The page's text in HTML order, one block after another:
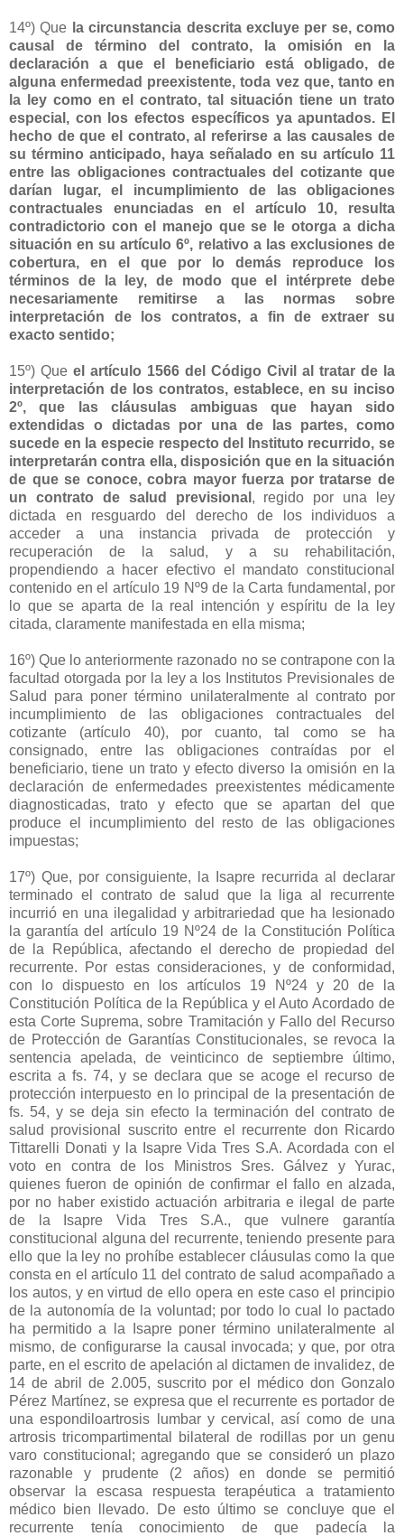
14º) Que la circunstancia descrita excluye per se, como
causal de término del contrato, la omisión en la
declaración a que el beneficiario está obligado, de
alguna enfermedad preexistente, toda vez que, tanto en
la ley como en el contrato, tal situación tiene un trato
especial, con los efectos específicos ya apuntados. El
hecho de que el contrato, al referirse a las causales de
su término anticipado, haya señalado en su artículo 11
entre las obligaciones contractuales del cotizante que
darían lugar, el incumplimiento de las obligaciones
contractuales enunciadas en el artículo 10, resulta
contradictorio con el manejo que se le otorga a dicha
situación en su artículo 6º, relativo a las exclusiones de
cobertura, en el que por lo demás reproduce los
términos de la ley, de modo que el intérprete debe
necesariamente remitirse a las normas sobre
interpretación de los contratos, a fin de extraer su
exacto sentido;
15º) Que el artículo 1566 del Código Civil al tratar de la
interpretación de los contratos, establece, en su inciso
2º, que las cláusulas ambiguas que hayan sido
extendidas o dictadas por una de las partes, como
sucede en la especie respecto del Instituto recurrido, se
interpretarán contra ella, disposición que en la situación
de que se conoce, cobra mayor fuerza por tratarse de
un contrato de salud previsional , regido por una ley
dictada en resguardo del derecho de los individuos a
acceder a una instancia privada de protección y
recuperación de la salud, y a su rehabilitación,
propendiendo a hacer efectivo el mandato constitucional
contenido en el artículo 19 Nº9 de la Carta fundamental, por
lo que se aparta de la real intención y espíritu de la ley
citada, claramente manifestada en ella misma;
16º) Que lo anteriormente razonado no se contrapone con la
facultad otorgada por la ley a los Institutos Previsionales de
Salud para poner término unilateralmente al contrato por
incumplimiento de las obligaciones contractuales del
cotizante (artículo 40), por cuanto, tal como se ha
consignado, entre las obligaciones contraídas por el
beneficiario, tiene un trato y efecto diverso la omisión en la
declaración de enfermedades preexistentes médicamente
diagnosticadas, trato y efecto que se apartan del que
produce el incumplimiento del resto de las obligaciones
impuestas;
17º) Que, por consiguiente, la Isapre recurrida al declarar
terminado el contrato de salud que la liga al recurrente
incurrió en una ilegalidad y arbitrariedad que ha lesionado
la garantía del artículo 19 Nº24 de la Constitución Política
de la República, afectando el derecho de propiedad del
recurrente. Por estas consideraciones, y de conformidad,
con lo dispuesto en los artículos 19 Nº24 y 20 de la
Constitución Política de la República y el Auto Acordado de
esta Corte Suprema, sobre Tramitación y Fallo del Recurso
de Protección de Garantías Constitucionales, se revoca la
sentencia apelada, de veinticinco de septiembre último,
escrita a fs. 74, y se declara que se acoge el recurso de
protección interpuesto en lo principal de la presentación de
fs. 54, y se deja sin efecto la terminación del contrato de
salud provisional suscrito entre el recurrente don Ricardo
Tittarelli Donati y la Isapre Vida Tres S.A. Acordada con el
voto en contra de los Ministros Sres. Gálvez y Yurac,
quienes fueron de opinión de confirmar el fallo en alzada,
por no haber existido actuación arbitraria e ilegal de parte
de la Isapre Vida Tres S.A., que vulnere garantía
constitucional alguna del recurrente, teniendo presente para
ello que la ley no prohíbe establecer cláusulas como la que
consta en el artículo 11 del contrato de salud acompañado a
los autos, y en virtud de ello opera en este caso el principio
de la autonomía de la voluntad; por todo lo cual lo pactado
ha permitido a la Isapre poner término unilateralmente al
mismo, de configurarse la causal invocada; y que, por otra
parte, en el escrito de apelación al dictamen de invalidez, de
14 de abril de 2.005, suscrito por el médico don Gonzalo
Pérez Martínez, se expresa que el recurrente es portador de
una espondiloartrosis lumbar y cervical, así como de una
artrosis tricompartimental bilateral de rodillas por un genu
varo constitucional; agregando que se consideró un plazo
razonable y prudente (2 años) en donde se permitió
observar la escasa respuesta terapéutica a tratamiento
médico bien llevado. De esto último se concluye que el
recurrente tenía conocimiento de que padecía la